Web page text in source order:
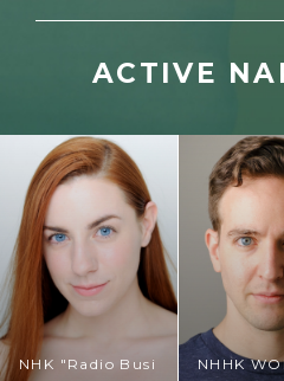
ACTIVE
NHK "Radio Business English"
NHHK